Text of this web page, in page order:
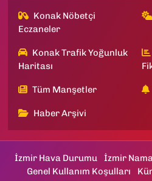
Konak Nöbetçi
Eczaneler
Konak Trafik Yoğunluk
Haritası
Tüm Manşetler
Haber Arşivi
İzmir Hava Durumu İzmir
Genel Kullanım Koşulları